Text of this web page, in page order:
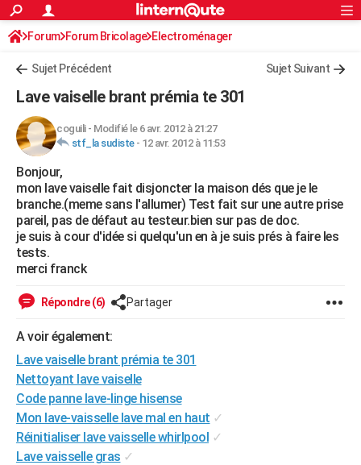
ACTUALITÉS
Politique
Société
Faits Divers
Education
Monde
Villes
+
FINANCE
Retraite
Impôts
Epargne
Immobilier
Risques naturels par ville
Banque
Assurance
Crédit
AUTO
Essais
Réserver un essai
Citadines
Berlines
SUV
Forum auto
+HIGH-TECH
Mobiles
Meilleur smartphone
Internet
Ordinateurs
Jeux vidéo
Guide high-tech
+BRICOLAGE
Forum
Aménagement intérieur
Extérieur
Cuisine
Salle de bains
Jardinage
Rangement
WEEK-END
Art de vivre
Bien-être
Loisirs
Mode
Modes de vie
Alimentation
Guide de la santé
Maladies
Médicaments
Sommeil
Destinations
City break
Voyage nature
Voyage de noces
Forum
Climat
+PHOTO
GUIDES D'ACHAT
BONS PLANS
S'inscrire
Connexion
Forum Forum Bricolage Electroménager
Sujet Précédent Sujet Suivant
Lave vaiselle brant prémia te 301
coguili- Modifié le 6 avr. 2012 à 21:27
stf_la sudiste- 12 avr. 2012 à 11:53
Bonjour,
mon lave vaiselle fait disjoncter la maison dés que je le
branche.(meme sans l'allumer) Test fait sur une autre prise
pareil, pas de défaut au testeur.bien sur pas de doc.
je suis à cour d'idée si quelqu'un en à je suis prés à faire les
tests.
merci franck
Répondre (6) Partager
A voir également:
Lave vaiselle brant prémia te 301
Nettoyant lave vaiselle
Code panne lave-linge hisense
Mon lave-vaisselle lave mal en haut ✓
Réinitialiser lave vaisselle whirlpool ✓
Lave vaisselle gras ✓